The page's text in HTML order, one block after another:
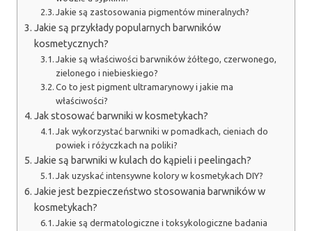
Jakie są zastosowania pigmentów mineralnych?
Jakie są przykłady popularnych barwników
kosmetycznych?
Jakie są właściwości barwników żółtego, czerwonego,
zielonego i niebieskiego?
Co to jest pigment ultramarynowy i jakie ma
właściwości?
Jak stosować barwniki w kosmetykach?
Jak wykorzystać barwniki w pomadkach, cieniach do
powiek i różyczkach na poliki?
Jakie są barwniki w kulach do kąpieli i peelingach?
Jak uzyskać intensywne kolory w kosmetykach DIY?
Jakie jest bezpieczeństwo stosowania barwników w
kosmetykach?
Jakie są dermatologiczne i toksykologiczne badania